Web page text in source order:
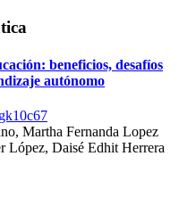
beneficios, desafíos
autónomo
Martha Fernanda Lopez
López, Daisé Edhit Herrera